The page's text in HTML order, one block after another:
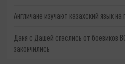
Англичане изучают казахский язык
Даня с Дашей спаслись от боевиков
закончились